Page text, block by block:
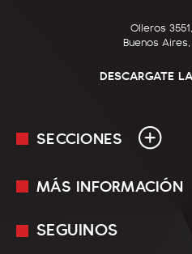
Olleros
Buenos
DESCARGATE
SECCIONES
En Vivo
MÁS INFORMACIÓN
Mediakit
SEGUINOS